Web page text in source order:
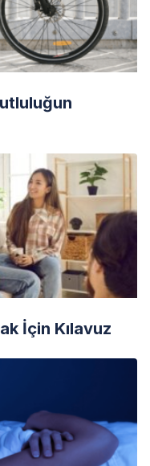
İçin Kılavuz